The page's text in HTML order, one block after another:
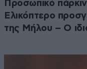
Προσωπικό
Ελικόπτερο
της Μήλου – Ο